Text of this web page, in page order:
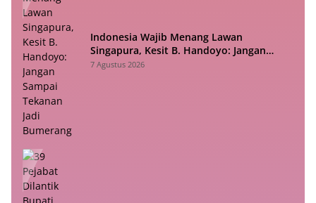
Indonesia Wajib Menang Lawan
Singapura, Kesit B. Handoyo: Jangan
Sampai Tekanan Jadi Bumerang
7 Agustus 2026